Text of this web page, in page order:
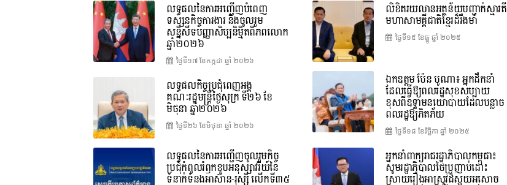
លទ្ធផលនៃការអញ្ជើញបំពេញ
ទស្សនកិច្ចការងារ និងចូលរួម
សន្និសីទបញ្ញាសិប្បនិម្មិតពិភពលោក
ឆ្នាំ២០២៦
ថ្ងៃទី១៧ ខែ​កក្កដា ឆ្នាំ ២០២៦
លទ្ធផលកិច្ចប្រជុំពេញអង្គ
គណៈរដ្ឋមន្រ្តីថ្ងៃសុក្រ ទី២៦ ខែ
មិថុនា ឆ្នាំ២០២៦
ថ្ងៃទី២៦ ខែ​មិថុនា ឆ្នាំ ២០២៦
លទ្ធផលនៃការអញ្ជើញចូលរួមកិច្ច
ប្រជុំកំពូលរំឭកខួបអនុស្សាវរីយ៍នៃ
ទំនាក់ទំនងអាស៊ាន-រុស្ស៊ី លើកទី៣៥
លិខិតរយលានអត្ថន័យបញ្ជាក់ស្មារតី
មហាសាមគ្គីជាតិខ្មែរដ៏រឹងមាំ
ថ្ងៃទី១៥ ខែ​ធ្នូ ឆ្នាំ ២០២៥
ឯកឧត្តម ប៉ែន បូណា៖ អ្នកដឹកនាំ
ដែលធ្វើឱ្យពលរដ្ឋសុខសប្បាយ
ខុសពីឧទ្ទាមនយោបាយដែលបន្លាច
ពលរដ្ឋឱ្យភិតភ័យ
ថ្ងៃទី១៨ ខែ​វិច្ឆិកា ឆ្នាំ ២០២៥
អ្នកនាំពាក្យរាជរដ្ឋាភិបាលកម្ពុជា៖
សូមរដ្ឋាភិបាលថៃប្រញាប់ដោះ
ស្រាយរឿងអាស្រូវដ៏ស្អុយអសោច